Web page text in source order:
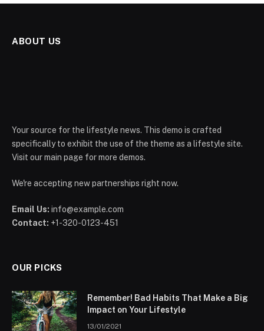
ABOUT US
Your source for the lifestyle news. This demo is crafted
specifically to exhibit the use of the theme as a lifestyle site.
Visit our main page for more demos.
We're accepting new partnerships right now.
Email Us: info@example.com
Contact: +1-320-0123-451
OUR PICKS
Remember! Bad Habits That Make a Big
Impact on Your Lifestyle
13/01/2021